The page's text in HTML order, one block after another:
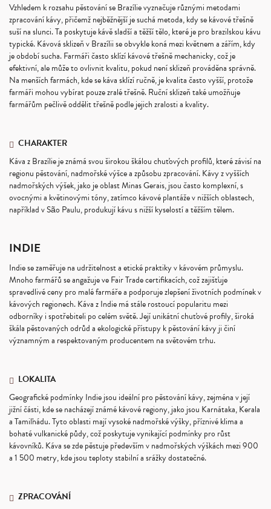
Vzhledem k rozsahu pěstování se Brazílie vyznačuje různými metodami
zpracování kávy, přičemž nejběžnější je suchá metoda, kdy se kávové třešně
suší na slunci. Ta poskytuje kávě sladší a těžší tělo, které je pro brazilskou kávu
typické. Kávová sklizeň v Brazílii se obvykle koná mezi květnem a zářím, kdy
je období sucha. Farmáři často sklízí kávové třešně mechanicky, což je
efektivní, ale může to ovlivnit kvalitu, pokud není sklizeň prováděna správně.
Na menších farmách, kde se káva sklízí ručně, je kvalita často vyšší, protože
farmáři mohou vybírat pouze zralé třešně. Ruční sklizeň také umožňuje
farmářům pečlivě oddělit třešně podle jejich zralosti a kvality.
CHARAKTER
Káva z Brazílie je známá svou širokou škálou chuťových profilů, které závisí na
regionu pěstování, nadmořské výšce a způsobu zpracování. Kávy z vyšších
nadmořských výšek, jako je oblast Minas Gerais, jsou často komplexní, s
ovocnými a květinovými tóny, zatímco kávové plantáže v nižších oblastech,
například v São Paulu, produkují kávu s nižší kyselostí a těžším tělem.
INDIE
Indie se zaměřuje na udržitelnost a etické praktiky v kávovém průmyslu.
Mnoho farmářů se angažuje ve Fair Trade certifikacích, což zajišťuje
spravedlivé ceny pro malé farmáře a podporuje zlepšení životních podmínek v
kávových regionech. Káva z Indie má stále rostoucí popularitu mezi
odborníky i spotřebiteli po celém světě. Její unikátní chuťové profily, široká
škála pěstovaných odrůd a ekologické přístupy k pěstování kávy ji činí
významným a respektovaným producentem na světovém trhu.
LOKALITA
Geografické podmínky Indie jsou ideální pro pěstování kávy, zejména v její
jižní části, kde se nacházejí známé kávové regiony, jako jsou Karnátaka, Kerala
a Tamiľnádu. Tyto oblasti mají vysoké nadmořské výšky, příznivé klima a
bohaté vulkanické půdy, což poskytuje vynikající podmínky pro růst
kávovníků. Káva se zde pěstuje především v nadmořských výškách mezi 900
a 1 500 metry, kde jsou teploty stabilní a srážky dostatečné.
ZPRACOVÁNÍ